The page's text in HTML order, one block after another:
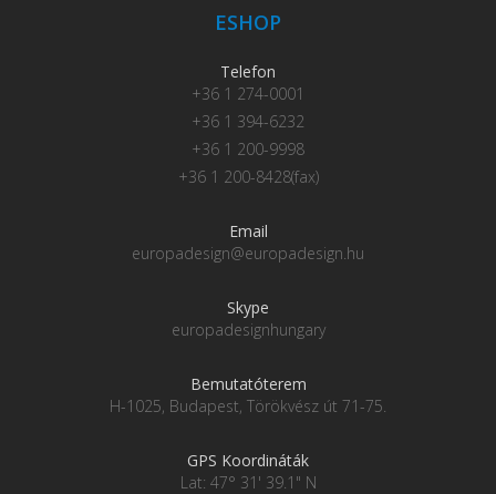
ESHOP
Telefon
+36 1 274-0001
+36 1 394-6232
+36 1 200-9998
+36 1 200-8428(fax)
Email
europadesign@europadesign.hu
Skype
europadesignhungary
Bemutatóterem
H-1025, Budapest, Törökvész út 71-75.
GPS Koordináták
Lat: 47° 31' 39.1" N